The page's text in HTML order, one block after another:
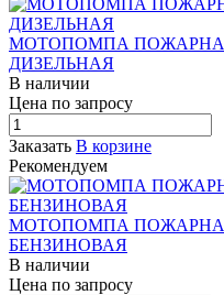
МОТОПОМПА ПОЖАРНАЯ
ДИЗЕЛЬНАЯ
В наличии
Цена по запросу
Заказать В корзине
Рекомендуем
МОТОПОМПА ПОЖАРНАЯ
БЕНЗИНОВАЯ
В наличии
Цена по запросу